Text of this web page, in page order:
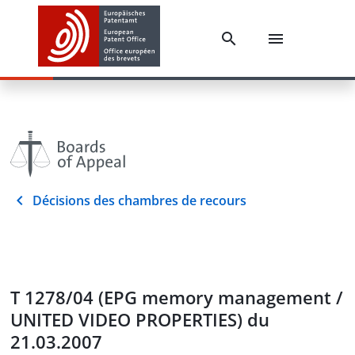
Décisions des chambres de recours
T 1278/04 (EPG memory management /
UNITED VIDEO PROPERTIES) du
21.03.2007